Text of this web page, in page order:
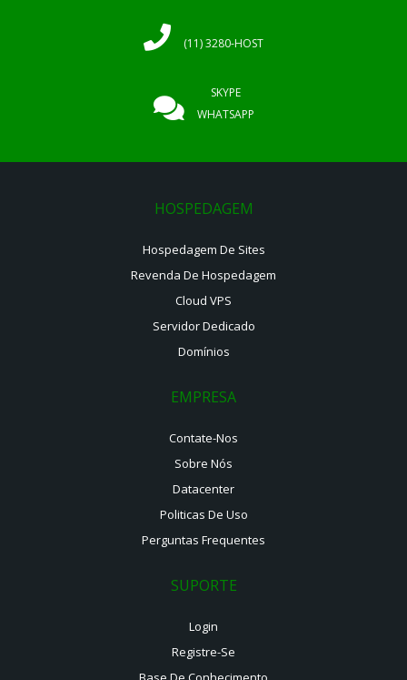
(11) 3280-HOST
SKYPE
WHATSAPP
HOSPEDAGEM
Hospedagem De Sites
Revenda De Hospedagem
Cloud VPS
Servidor Dedicado
Domínios
EMPRESA
Contate-Nos
Sobre Nós
Datacenter
Politicas De Uso
Perguntas Frequentes
SUPORTE
Login
Registre-Se